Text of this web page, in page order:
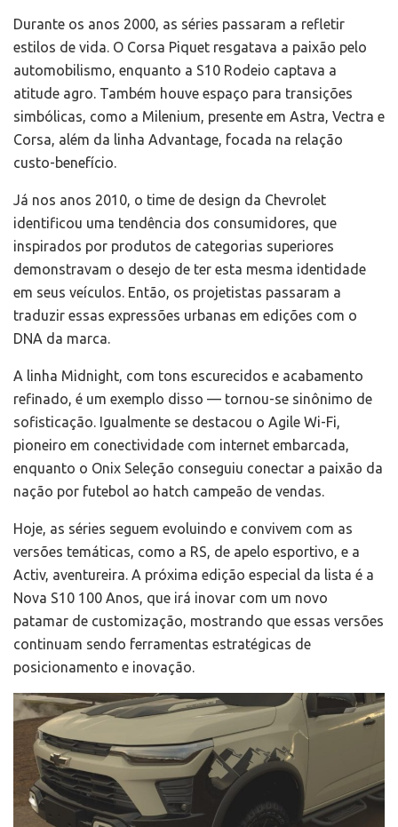
Durante os anos 2000, as séries passaram a refletir
estilos de vida. O Corsa Piquet resgatava a paixão pelo
automobilismo, enquanto a S10 Rodeio captava a
atitude agro. Também houve espaço para transições
simbólicas, como a Milenium, presente em Astra, Vectra e
Corsa, além da linha Advantage, focada na relação
custo-benefício.
Já nos anos 2010, o time de design da Chevrolet
identificou uma tendência dos consumidores, que
inspirados por produtos de categorias superiores
demonstravam o desejo de ter esta mesma identidade
em seus veículos. Então, os projetistas passaram a
traduzir essas expressões urbanas em edições com o
DNA da marca.
A linha Midnight, com tons escurecidos e acabamento
refinado, é um exemplo disso — tornou-se sinônimo de
sofisticação. Igualmente se destacou o Agile Wi-Fi,
pioneiro em conectividade com internet embarcada,
enquanto o Onix Seleção conseguiu conectar a paixão da
nação por futebol ao hatch campeão de vendas.
Hoje, as séries seguem evoluindo e convivem com as
versões temáticas, como a RS, de apelo esportivo, e a
Activ, aventureira. A próxima edição especial da lista é a
Nova S10 100 Anos, que irá inovar com um novo
patamar de customização, mostrando que essas versões
continuam sendo ferramentas estratégicas de
posicionamento e inovação.